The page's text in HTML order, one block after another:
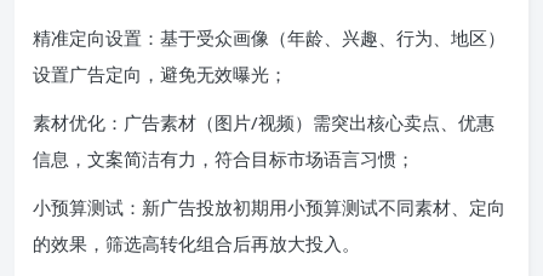
精准定向设置：基于受众画像（年龄、兴趣、行为、地区）
设置广告定向，避免无效曝光；
素材优化：广告素材（图片/视频）需突出核心卖点、优惠
信息，文案简洁有力，符合目标市场语言习惯；
小预算测试：新广告投放初期用小预算测试不同素材、定向
的效果，筛选高转化组合后再放大投入。